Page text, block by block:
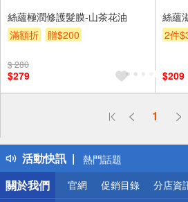
絲蘊極潤修護髮膜-山茶花油
滿額折
贈$200
$ 280
$279
絲蘊
2件
$209
1
活動快訊
偏遠地區配送
得獎公告
熱門話題
銀行優惠
偏遠地區配送
關於我們
官網 促銷目錄 分店資